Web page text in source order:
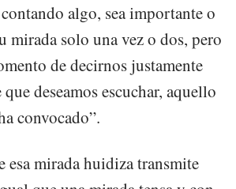
algo, sea importante o
mirada solo una vez o dos, pero
de decirnos justamente
deseamos escuchar, aquello
convocado”.
esa mirada huidiza transmite